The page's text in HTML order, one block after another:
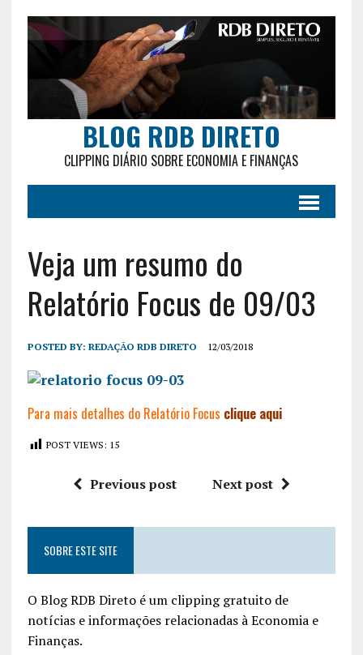
BLOG RDB DIRETO
CLIPPING DIÁRIO SOBRE ECONOMIA E FINANÇAS
Veja um resumo do
Relatório Focus de 09/03
POSTED BY: REDAÇÃO RDB DIRETO 12/03/2018
Para mais detalhes do Relatório Focus clique aqui
POST VIEWS: 15
Previous post Next post
SOBRE ESTE SITE
O Blog RDB Direto é um clipping gratuito de
notícias e informações relacionadas à Economia e
Finanças.